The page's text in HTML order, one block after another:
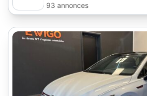
93 annonces